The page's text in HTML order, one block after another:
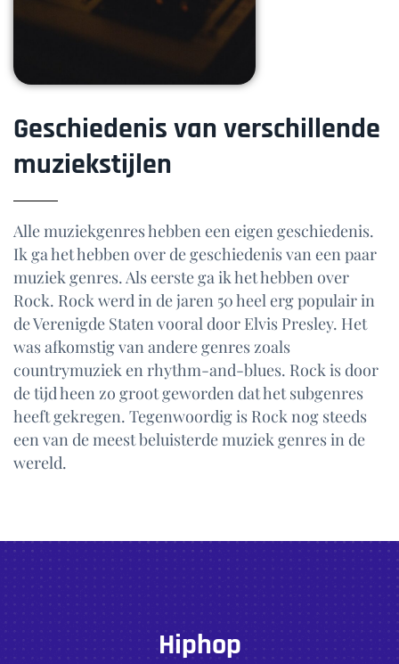
Geschiedenis van verschillende
muziekstijlen
Alle muziekgenres hebben een eigen geschiedenis.
Ik ga het hebben over de geschiedenis van een paar
muziek genres. Als eerste ga ik het hebben over
Rock. Rock werd in de jaren 50 heel erg populair in
de Verenigde Staten vooral door Elvis Presley. Het
was afkomstig van andere genres zoals
countrymuziek en rhythm-and-blues. Rock is door
de tijd heen zo groot geworden dat het subgenres
heeft gekregen. Tegenwoordig is Rock nog steeds
een van de meest beluisterde muziek genres in de
wereld.
Hiphop